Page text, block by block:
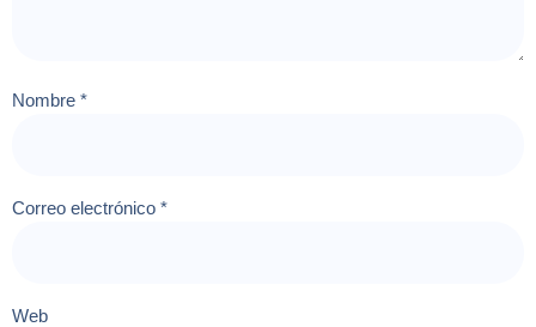
Nombre *
Correo electrónico *
Web